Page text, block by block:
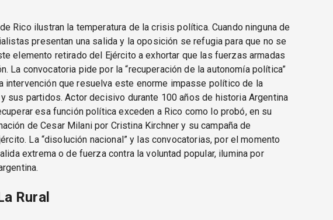
Rico ilustran la temperatura de la crisis política. Cuando ninguna de
presentan una salida y la oposición se refugia para que no se
elemento retirado del Ejército a exhortar que las fuerzas armadas
La convocatoria pide por la “recuperación de la autonomía política”
intervención que resuelva este enorme impasse político de la
sus partidos. Actor decisivo durante 100 años de historia Argentina
esa función política exceden a Rico como lo probó, en su
de Cesar Milani por Cristina Kirchner y su campaña de
La “disolución nacional” y las convocatorias, por el momento
extrema o de fuerza contra la voluntad popular, ilumina por
Rural